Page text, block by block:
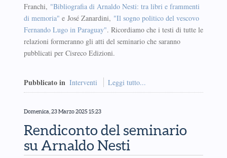
Franchi, "Bibliografia di Arnaldo Nesti: tra libri e frammenti
di memoria" e José Zanardini, "Il sogno politico del vescovo
Fernando Lugo in Paraguay". Ricordiamo che i testi di tutte le
relazioni formeranno gli atti del seminario che saranno
pubblicati per Cisreco Edizioni.
Pubblicato in Interventi Leggi tutto...
Domenica, 23 Marzo 2025 15:23
Rendiconto del seminario
su Arnaldo Nesti